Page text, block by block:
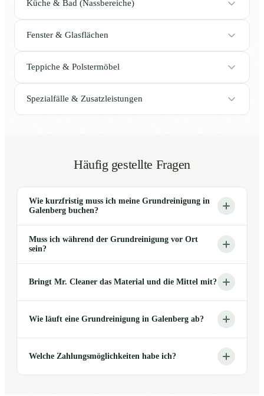
Küche & Bad (Nassbereiche)
Fenster & Glasflächen
Teppiche & Polstermöbel
Spezialfälle & Zusatzleistungen
Häufig gestellte Fragen
Wie kurzfristig muss ich meine Grundreinigung in
Galenberg buchen?
Muss ich während der Grundreinigung vor Ort
sein?
Bringt Mr. Cleaner das Material und die Mittel mit?
Wie läuft eine Grundreinigung in Galenberg ab?
Welche Zahlungsmöglichkeiten habe ich?